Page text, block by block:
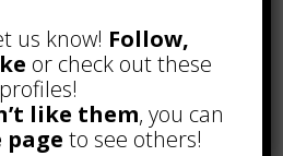
POLICY DI
us know! Follow,
or check out these
profiles!
like them, you can
to see others!